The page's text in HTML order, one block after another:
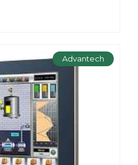
Advantech